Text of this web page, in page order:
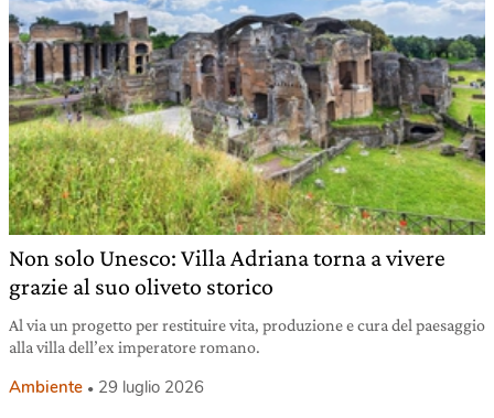
Non solo Unesco: Villa Adriana torna a vivere
grazie al suo oliveto storico
Al via un progetto per restituire vita, produzione e cura del paesaggio
alla villa dell’ex imperatore romano.
Ambiente 29 luglio 2026